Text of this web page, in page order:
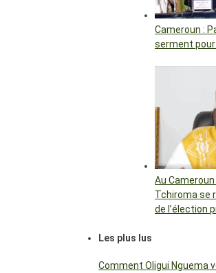
Cameroun :
serment
Au
Tchiroma se
de l’élection
Les plus lus
Comment Oligui Nguema